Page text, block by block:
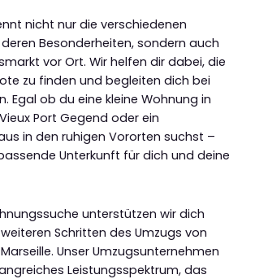
nicht nur die verschiedenen
Besonderheiten, sondern auch
vor Ort. Wir helfen dir dabei, die
zu finden und begleiten dich bei
Egal ob du eine kleine Wohnung in
Port Gegend oder ein
in den ruhigen Vororten suchst –
Unterkunft für dich und deine
unterstützen wir dich
Schritten des Umzugs von
Unser Umzugsunternehmen
Leistungsspektrum, das